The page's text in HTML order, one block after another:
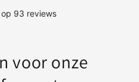
voor onze